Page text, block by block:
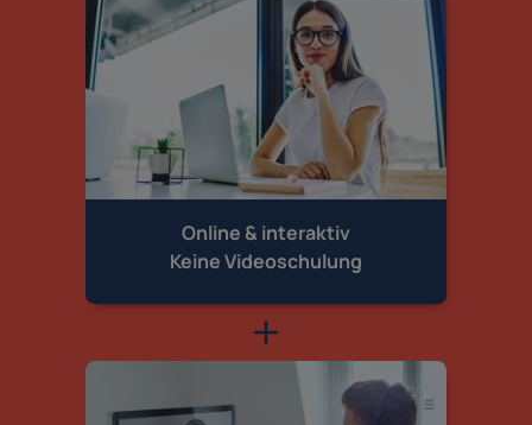
Online & interaktiv
Keine Videoschulung